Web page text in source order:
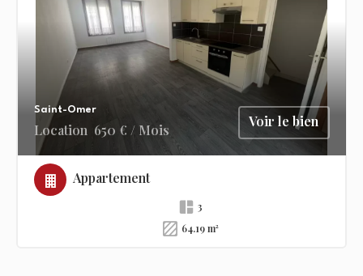
Saint-Omer
Location 650 € / Mois Voir le bien
Appartement
3
64.19 m²